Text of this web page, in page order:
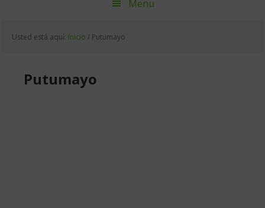
Menu
Usted está aquí: Inicio / Putumayo
Putumayo